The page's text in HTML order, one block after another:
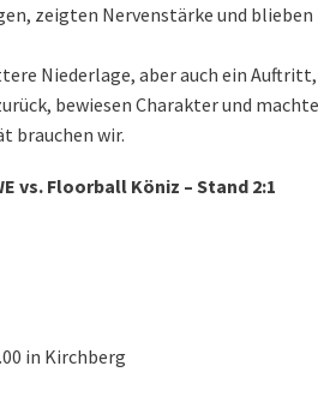
zeigten Nervenstärke und
Niederlage, aber auch ein
bewiesen Charakter und
brauchen wir.
vs. Floorball Köniz – Stand 2:1
in Kirchberg